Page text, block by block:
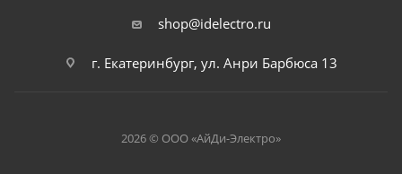
shop@idelectro.ru
г. Екатеринбург, ул. Анри Барбюса 13
2026 © ООО «АйДи-Электро»